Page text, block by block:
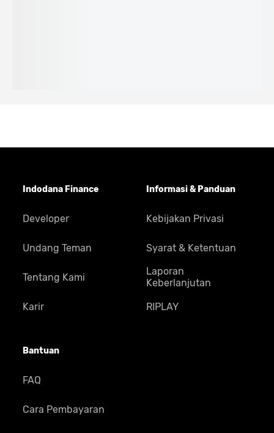
Indodana Finance
Developer
Undang Teman
Tentang Kami
Karir
Bantuan
FAQ
Cara Pembayaran
Informasi & Panduan
Kebijakan Privasi
Syarat & Ketentuan
Laporan
Keberlanjutan
RIPLAY